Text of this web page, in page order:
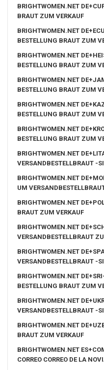
BRIGHTWOMEN.NET
BRAUT ZUM VERKAUF
BRIGHTWOMEN.NET
BESTELLUNG BRAUT ZUM
BRIGHTWOMEN.NET
BESTELLUNG BRAUT ZUM
BRIGHTWOMEN.NET
BESTELLUNG BRAUT ZUM
BRIGHTWOMEN.NET
BESTELLUNG BRAUT ZUM
BRIGHTWOMEN.NET
BESTELLUNG BRAUT ZUM
BRIGHTWOMEN.NET
VERSANDBESTELLBRAUT -
BRIGHTWOMEN.NET
UM
BRIGHTWOMEN.NET
BRAUT ZUM VERKAUF
BRIGHTWOMEN.NET
VERSANDBESTELLBRAUT
BRIGHTWOMEN.NET
VERSANDBESTELLBRAUT -
BRIGHTWOMEN.NET
BESTELLUNG BRAUT ZUM
BRIGHTWOMEN.NET
VERSANDBESTELLBRAUT -
BRIGHTWOMEN.NET
BRAUT ZUM VERKAUF
BRIGHTWOMEN.NET
CORREO CORREO DE LA